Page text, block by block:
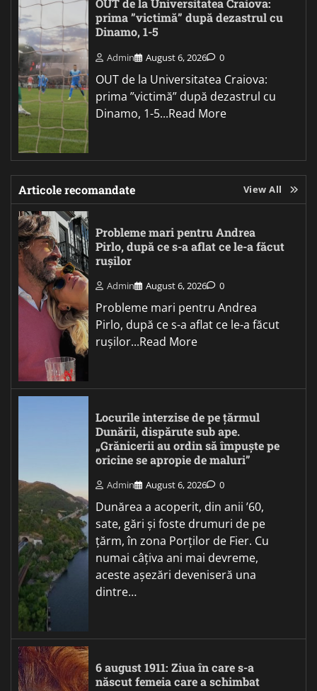
OUT de la Universitatea Craiova:
prima ”victimă” după dezastrul cu
Dinamo, 1-5
Admin August 6, 2026 0
OUT de la Universitatea Craiova:
prima ”victimă” după dezastrul cu
Dinamo, 1-5...Read More
Articole recomandate View All
Probleme mari pentru Andrea
Pirlo, după ce s-a aflat ce le-a făcut
rușilor
Admin August 6, 2026 0
Probleme mari pentru Andrea
Pirlo, după ce s-a aflat ce le-a făcut
rușilor...Read More
Locurile interzise de pe țărmul
Dunării, dispărute sub ape.
„Grănicerii au ordin să împuște pe
oricine se apropie de maluri”
Admin August 6, 2026 0
Dunărea a acoperit, din anii ’60,
sate, gări și foste drumuri de pe
țărm, în zona Porților de Fier. Cu
numai câțiva ani mai devreme,
aceste așezări deveniseră una
dintre…
6 august 1911: Ziua în care s-a
născut femeia care a schimbat